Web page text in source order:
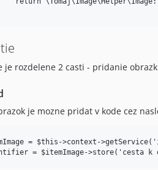
je rozdelene 2 casti - pridanie
je mozne pridat v kode cez
= $this->context-